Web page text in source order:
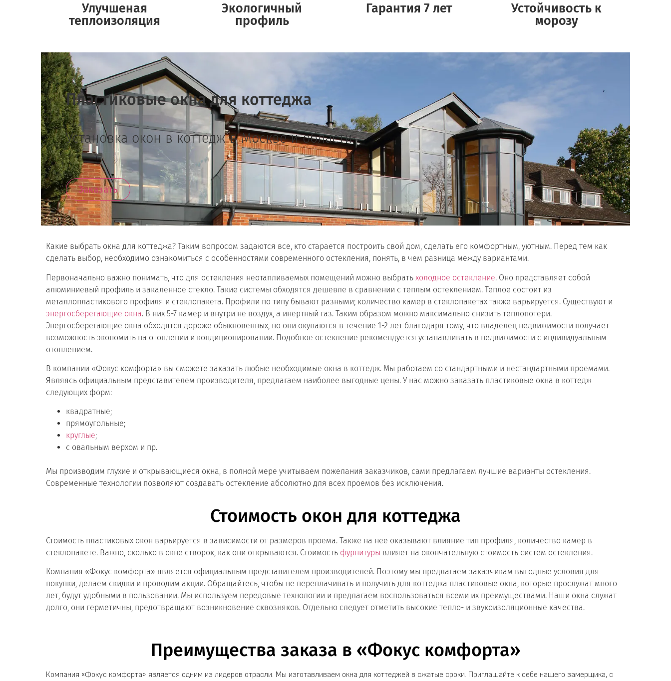
Улучшеная
теплоизоляция
Экологичный
профиль
Гарантия 7 лет
Устойчивость к
морозу
Пластиковые окна для коттеджа
Установка окон в коттедж в Москве и области
Заказать
Какие выбрать окна для коттеджа? Таким вопросом задаются все, кто старается построить свой дом, сделать его комфортным, уютным. Перед тем как
сделать выбор, необходимо ознакомиться с особенностями современного остекления, понять, в чем разница между вариантами.
Первоначально важно понимать, что для остекления неотапливаемых помещений можно выбрать холодное остекление. Оно представляет собой
алюминиевый профиль и закаленное стекло. Такие системы обходятся дешевле в сравнении с теплым остеклением. Теплое состоит из
металлопластикового профиля и стеклопакета. Профили по типу бывают разными; количество камер в стеклопакетах также варьируется. Существуют и
энергосберегающие окна. В них 5-7 камер и внутри не воздух, а инертный газ. Таким образом можно максимально снизить теплопотери.
Энергосберегающие окна обходятся дороже обыкновенных, но они окупаются в течение 1-2 лет благодаря тому, что владелец недвижимости получает
возможность экономить на отоплении и кондиционировании. Подобное остекление рекомендуется устанавливать в недвижимости с индивидуальным
отоплением.
В компании «Фокус комфорта» вы сможете заказать любые необходимые окна в коттедж. Мы работаем со стандартными и нестандартными проемами.
Являясь официальным представителем производителя, предлагаем наиболее выгодные цены. У нас можно заказать пластиковые окна в коттедж
следующих форм:
квадратные;
прямоугольные;
круглые;
с овальным верхом и пр.
Мы производим глухие и открывающиеся окна, в полной мере учитываем пожелания заказчиков, сами предлагаем лучшие варианты остекления.
Современные технологии позволяют создавать остекление абсолютно для всех проемов без исключения.
Стоимость окон для коттеджа
Стоимость пластиковых окон варьируется в зависимости от размеров проема. Также на нее оказывают влияние тип профиля, количество камер в
стеклопакете. Важно, сколько в окне створок, как они открываются. Стоимость фурнитуры влияет на окончательную стоимость систем остекления.
Компания «Фокус комфорта» является официальным представителем производителей. Поэтому мы предлагаем заказчикам выгодные условия для
покупки, делаем скидки и проводим акции. Обращайтесь, чтобы не переплачивать и получить для коттеджа пластиковые окна, которые прослужат много
лет, будут удобными в пользовании. Мы используем передовые технологии и предлагаем воспользоваться всеми их преимуществами. Наши окна служат
долго, они герметичны, предотвращают возникновение сквозняков. Отдельно следует отметить высокие тепло- и звукоизоляционные качества.
Преимущества заказа в «Фокус комфорта»
Компания «Фокус комфорта» является одним из лидеров отрасли. Мы изготавливаем окна для коттеджей в сжатые сроки. Приглашайте к себе нашего замерщика, с